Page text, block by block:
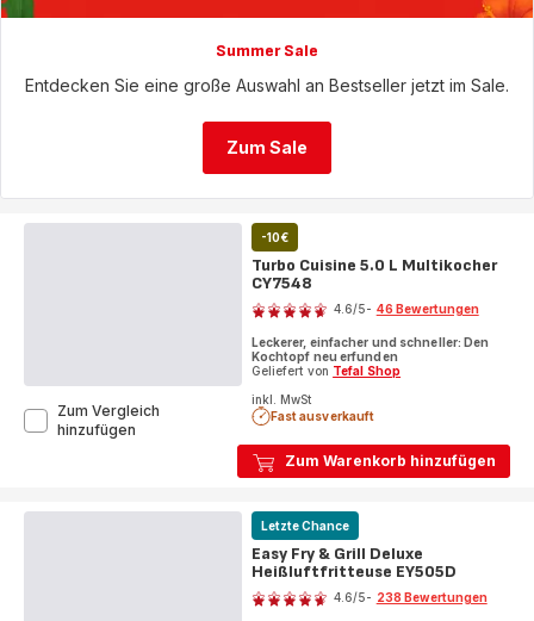
Summer Sale
Entdecken Sie eine große Auswahl an Bestseller jetzt im Sale.
Zum Sale
Zum Warenkorb hinzufügen
-10€
Turbo Cuisine 5.0 L Multikocher
CY7548
Bewertung
4.6/5- 46 Bewertungen
Leckerer, einfacher und schneller: Den
Kochtopf neu erfunden
Geliefert von Tefal Shop
inkl. MwSt
Fast ausverkauft
Zum Vergleich
hinzufügen
Letzte Chance
Easy Fry & Grill Deluxe
Heißluftfritteuse EY505D
Bewertung
4.6/5- 238 Bewertungen